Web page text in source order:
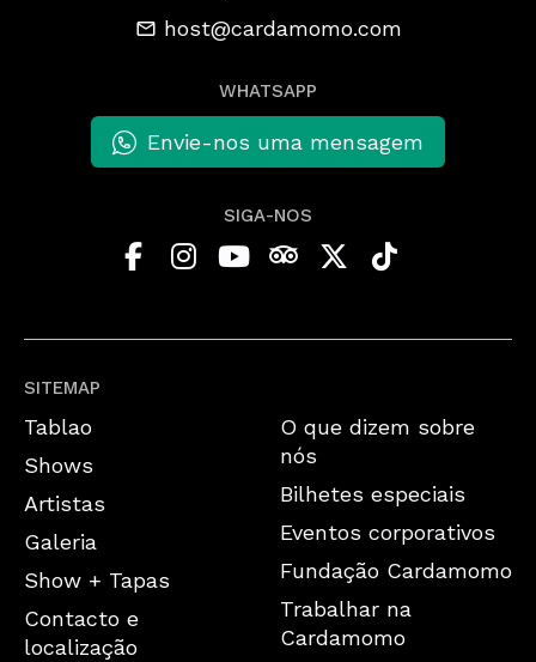
SITEMAP
Tablao
Shows
Artistas
Galeria
Show + Tapas
Contacto e
localização
O que dizem sobre
nós
Bilhetes especiais
Eventos corporativos
Fundação Cardamomo
Trabalhar na
Cardamomo
host@cardamomo.com
WHATSAPP
Envie-nos uma mensagem
SIGA-NOS